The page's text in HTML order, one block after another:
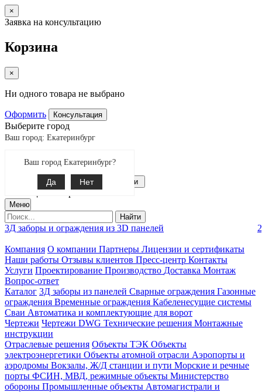
×
Заявка на консультацию
Корзина
×
Ни одного товара не выбрано
Оформить Консультация
Выберите город
Ваш город: Екатеринбург
Ваш город Екатеринбург?
Да Нет
Екатеринбург
8-343-287-92-92
Связаться с нами
позиции товаров
Меню
Найти
3Д заборы и ограждения из 3D панелей
Компания О компании Партнеры Лицензии и сертификаты
Наши работы Отзывы клиентов Пресс-центр Контакты
Услуги Проектирование Производство Доставка Монтаж
Вопрос-ответ
Каталог 3Д заборы из панелей Сварные ограждения Газонные
ограждения Временные ограждения Кабеленесущие системы
Cваи Автоматика и комплектующие для ворот
Чертежи Чертежи DWG Технические решения Монтажные
инструкции
Отраслевые решения Объекты ТЭК Объекты
электроэнергетики Объекты атомной отрасли Аэропорты и
аэродромы Вокзалы, Ж/Д станции и пути Морские и речные
порты ФСИН, МВД, режимные объекты Министерство
обороны Промышленные объекты Автомагистрали и